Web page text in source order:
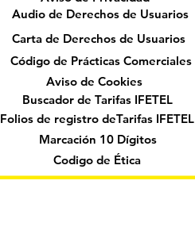
Audio de Derechos de Usuarios
Carta de Derechos de Usuarios
Código de Prácticas Comerciales
Aviso de Cookies
Buscador de Tarifas IFETEL
Folios de registro deTarifas IFETEL
Marcación 10 Dígitos
Codigo de Ética